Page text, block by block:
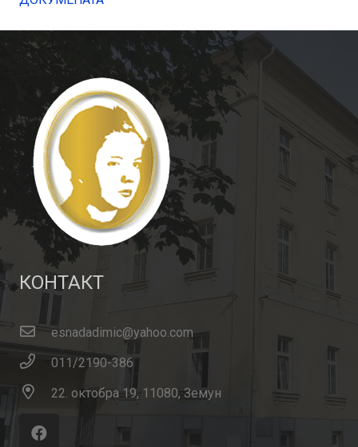
КОНТАКТ
esnadadimic@yahoo.com
011/2190-386
22. октобра 19, 11080, Земун